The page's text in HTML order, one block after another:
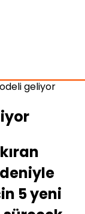
geliyor
5 yeni